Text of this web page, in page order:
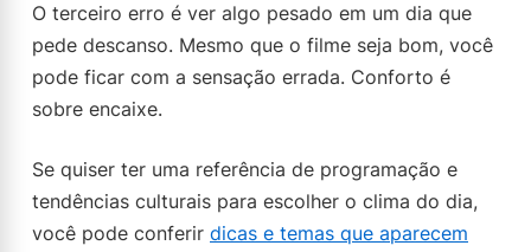
O terceiro erro é ver algo pesado em um dia que
pede descanso. Mesmo que o filme seja bom, você
pode ficar com a sensação errada. Conforto é
sobre encaixe.
Se quiser ter uma referência de programação e
tendências culturais para escolher o clima do dia,
você pode conferir dicas e temas que aparecem